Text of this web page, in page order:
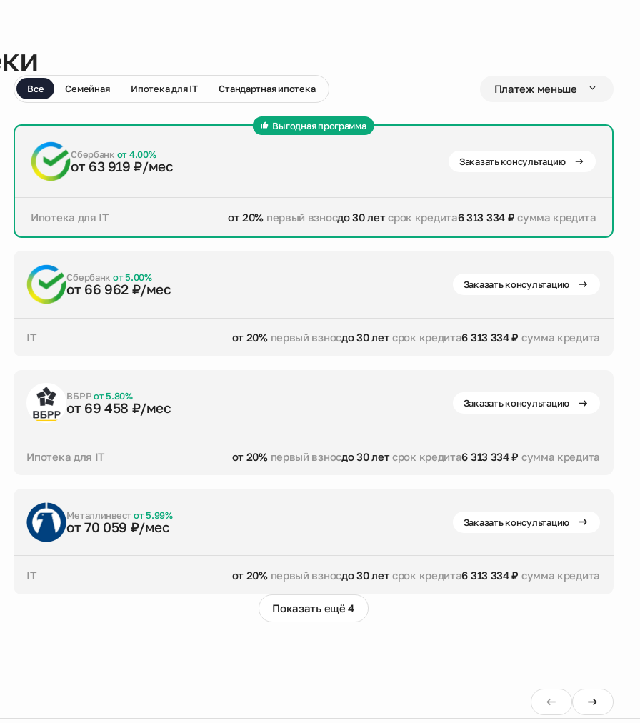
Все Семейная Ипотека для IT Стандартная ипотека
Выгодная программа
Сбербанк от 4.00%
от 63 919 ₽/мес Заказать консультацию
Ипотека для IT от 20% первый взносдо 30 летсрок кредита6 313 334 ₽сумма кредита
Заказать консультацию
Сбербанк от 5.00%
от 66 962 ₽/мес Заказать консультацию
IT от 20% первый взносдо 30 летсрок кредита6 313 334 ₽ сумма кредита
Заказать консультацию
ВБРРот 5.80%
от 69 458 ₽/мес Заказать консультацию
Ипотека для IT от 20% первый взносдо 30 летсрок кредита6 313 334 ₽ сумма кредита
Заказать консультацию
Металлинвест от 5.99%
от 70 059 ₽/мес Заказать консультацию
IT от 20% первый взносдо 30 летсрок кредита6 313 334 ₽ сумма кредита
до 30 летсрок кредита
Показать ещё 4